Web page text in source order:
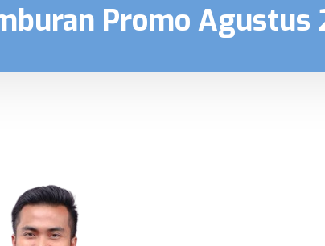
Promo Agustus